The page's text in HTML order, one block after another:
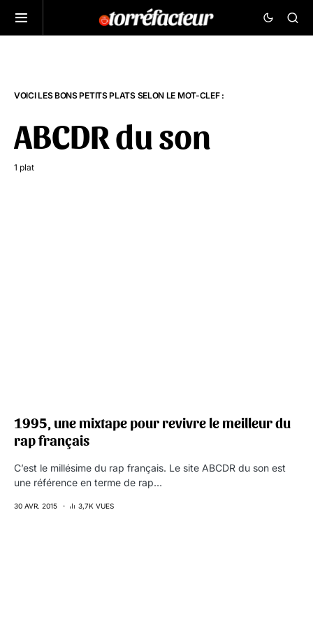
VOICI LES BONS PETITS PLATS SELON LE MOT-CLEF :
ABCDR du son
1 plat
1995, une mixtape pour revivre le meilleur du
rap français
C’est le millésime du rap français. Le site ABCDR du son est
une référence en terme de rap…
30 AVR. 2015 3,7K VUES